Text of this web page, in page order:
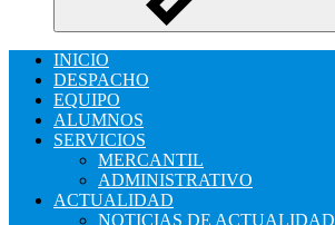
INICIO
DESPACHO
EQUIPO
ALUMNOS
SERVICIOS
MERCANTIL
ADMINISTRATIVO
ACTUALIDAD
NOTICIAS DE ACTUALIDAD